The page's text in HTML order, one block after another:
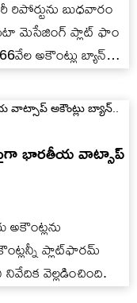
రిపోర్టును బుధవారం
మెసేజింగ్ ప్లాట్ ఫాం
అకౌంట్లు బ్యాన్…
భారతీయ వాట్సాప్
ప్లాట్‌ఫారమ్
వెల్లడించింది.